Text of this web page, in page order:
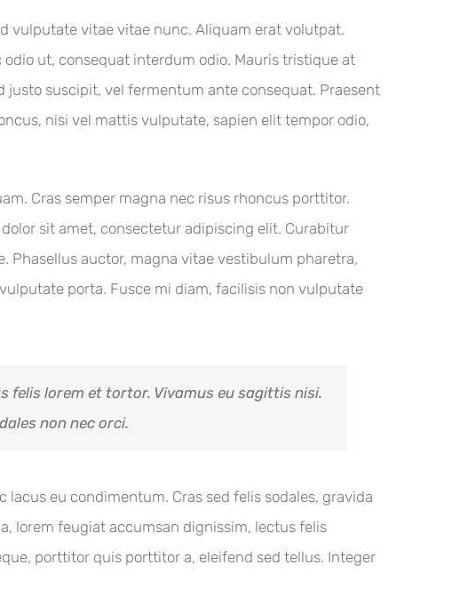
vulputate vitae vitae nunc. Aliquam erat volutpat.
ut, consequat interdum odio. Mauris tristique at
suscipit, vel fermentum ante consequat. Praesent
nisi vel mattis vulputate, sapien elit tempor odio,
Cras semper magna nec risus rhoncus porttitor.
sit amet, consectetur adipiscing elit. Curabitur
Phasellus auctor, magna vitae vestibulum pharetra,
porta. Fusce mi diam, facilisis non vulputate
felis lorem et tortor. Vivamus eu sagittis nisi.
non nec orci.
eu condimentum. Cras sed felis sodales, gravida
lorem feugiat accumsan dignissim, lectus felis
porttitor quis porttitor a, eleifend sed tellus. Integer